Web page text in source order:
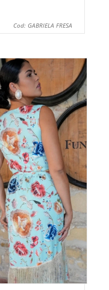
Cod: GABRIELA FRESA